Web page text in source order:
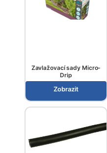
Zavlažovací sady Micro-
Drip
Zobrazit